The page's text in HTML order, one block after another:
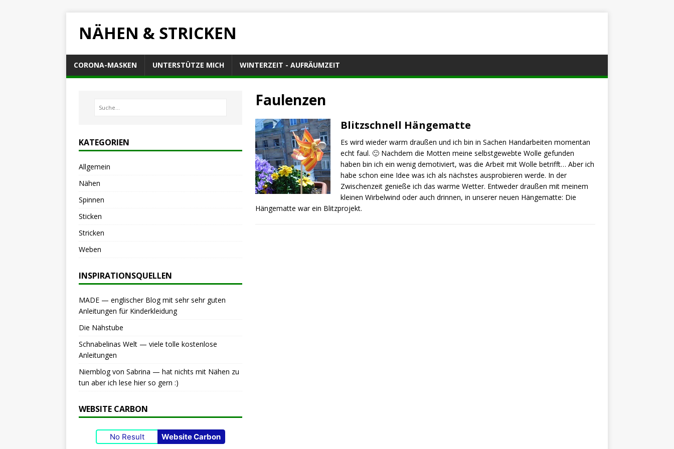
NÄHEN & STRICKEN
CORONA-MASKEN UNTERSTÜTZE MICH WINTERZEIT - AUFRÄUMZEIT
Faulenzen
Blitzschnell Hängematte
Es wird wieder warm draußen und ich bin in Sachen Handarbeiten momentan
echt faul. 🙂 Nachdem die Motten meine selbstgewebte Wolle gefunden
haben bin ich ein wenig demotiviert, was die Arbeit mit Wolle betrifft… Aber ich
habe schon eine Idee was ich als nächstes ausprobieren werde. In der
Zwischenzeit genieße ich das warme Wetter. Entweder draußen mit meinem
kleinen Wirbelwind oder auch drinnen, in unserer neuen Hängematte: Die
Hängematte war ein Blitzprojekt.
KATEGORIEN
Allgemein
Nähen
Spinnen
Sticken
Stricken
Weben
INSPIRATIONSQUELLEN
MADE — englischer Blog mit sehr sehr guten
Anleitungen für Kinderkleidung
Die Nähstube
Schnabelinas Welt — viele tolle kostenlose
Anleitungen
Niemblog von Sabrina — hat nichts mit Nähen zu
tun aber ich lese hier so gern :)
WEBSITE CARBON
No Result Website Carbon